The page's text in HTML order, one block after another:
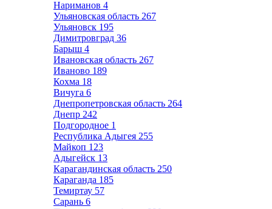
Нариманов 4
Ульяновская область 267
Ульяновск 195
Димитровград 36
Барыш 4
Ивановская область 267
Иваново 189
Кохма 18
Вичуга 6
Днепропетровская область 264
Днепр 242
Подгородное 1
Республика Адыгея 255
Майкоп 123
Адыгейск 13
Карагандинская область 250
Караганда 185
Темиртау 57
Сарань 6